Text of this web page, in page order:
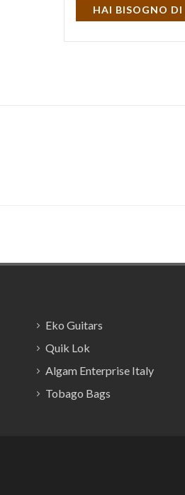
HAI BISOGNO DI
Eko Guitars
Quik Lok
Algam Enterprise Italy
Tobago Bags